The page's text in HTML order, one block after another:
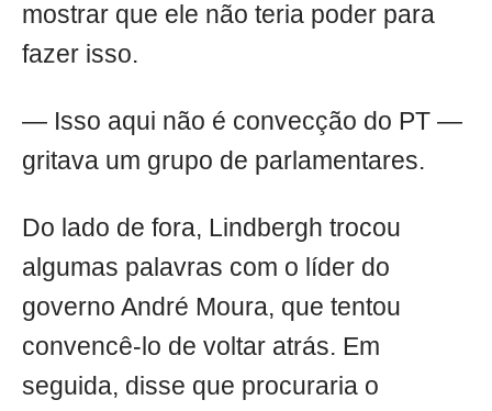
mostrar que ele não teria poder para
fazer isso.
— Isso aqui não é convecção do PT —
gritava um grupo de parlamentares.
Do lado de fora, Lindbergh trocou
algumas palavras com o líder do
governo André Moura, que tentou
convencê-lo de voltar atrás. Em
seguida, disse que procuraria o